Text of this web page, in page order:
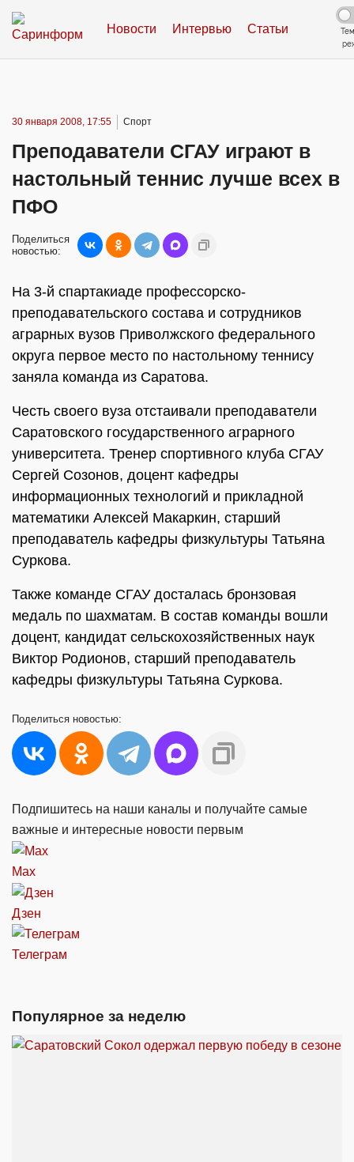
Новости Интервью Статьи
30 января 2008, 17:55 Спорт
Преподаватели СГАУ играют в
настольный теннис лучше всех в
ПФО
Поделиться
новостью:
На 3-й спартакиаде профессорско-
преподавательского состава и сотрудников
аграрных вузов Приволжского федерального
округа первое место по настольному теннису
заняла команда из Саратова.
Честь своего вуза отстаивали преподаватели
Саратовского государственного аграрного
университета. Тренер спортивного клуба СГАУ
Сергей Созонов, доцент кафедры
информационных технологий и прикладной
математики Алексей Макаркин, старший
преподаватель кафедры физкультуры Татьяна
Суркова.
Также команде СГАУ досталась бронзовая
медаль по шахматам. В состав команды вошли
доцент, кандидат сельскохозяйственных наук
Виктор Родионов, старший преподаватель
кафедры физкультуры Татьяна Суркова.
Поделиться новостью:
Подпишитесь на наши каналы и получайте самые
важные и интересные новости первым
Max
Дзен
Телеграм
Популярное за неделю